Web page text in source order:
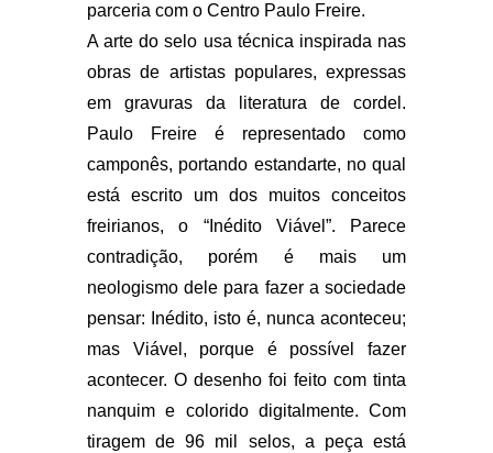
parceria com o Centro Paulo Freire.
A arte do selo usa técnica inspirada nas
obras de artistas populares, expressas
em gravuras da literatura de cordel.
Paulo Freire é representado como
camponês, portando estandarte, no qual
está escrito um dos muitos conceitos
freirianos, o “Inédito Viável”. Parece
contradição, porém é mais um
neologismo dele para fazer a sociedade
pensar: Inédito, isto é, nunca aconteceu;
mas Viável, porque é possível fazer
acontecer. O desenho foi feito com tinta
nanquim e colorido digitalmente. Com
tiragem de 96 mil selos, a peça está